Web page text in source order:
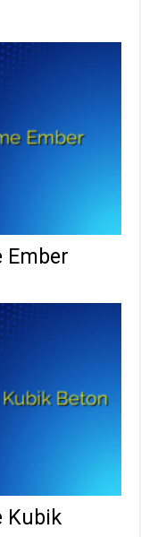
Ember
Kubik